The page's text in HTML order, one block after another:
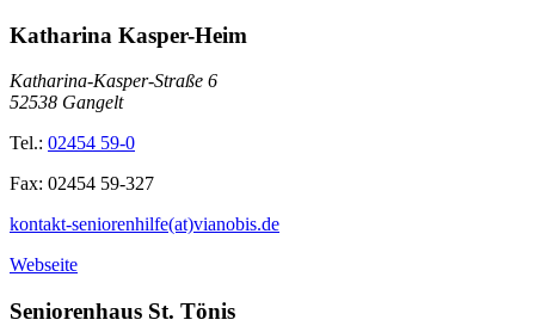
Katharina Kasper-Heim
Katharina-Kasper-Straße 6
52538 Gangelt
Tel.: 02454 59-0
Fax: 02454 59-327
kontakt-seniorenhilfe(at)vianobis.de
Webseite
Seniorenhaus St. Tönis